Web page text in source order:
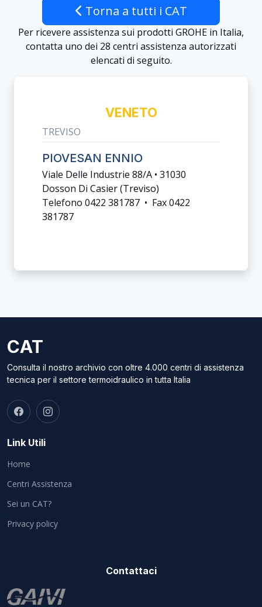
Torna a tutti i CAT
Per ricevere assistenza sui prodotti GROHE in Italia,
contatta uno dei 28 centri assistenza autorizzati
elencati di seguito.
VENETO
TREVISO
PIOVESAN ENNIO
Viale Delle Industrie 88/a • 31030
Dosson Di Casier (treviso)
Telefono 0422 381787 • Fax 0422
381787
CAT
Consulta il nostro archivio con oltre 4.000 centri di assistenza
tecnica per il settore termoidraulico in tutta Italia
Link Utili
Home
Centri Assistenza
Sei un CAT?
Privacy policy
Contattaci